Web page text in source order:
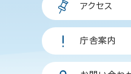
アクセス
庁舎案内